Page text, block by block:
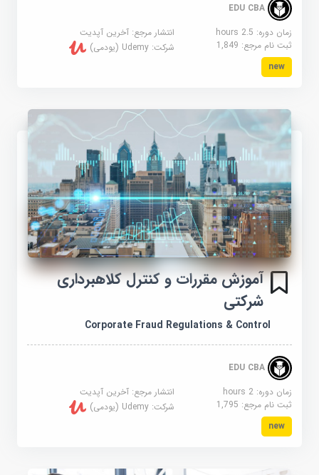
EDU CBA
زمان دوره: 2.5 hours
انتشار مرجع:آخرین آپدیت
ثبت نام مرجع:1,849 شرکت:Udemy (یودمی)
new
آموزش مقررات و کنترل کلاهبرداری
شرکتی
Corporate Fraud Regulations & Control
EDU CBA
زمان دوره: 2 hours
انتشار مرجع:آخرین آپدیت
ثبت نام مرجع:1,795 شرکت:Udemy (یودمی)
new